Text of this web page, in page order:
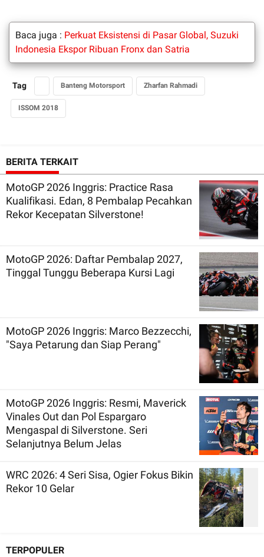
Baca juga : Perkuat Eksistensi di Pasar Global, Suzuki
Indonesia Ekspor Ribuan Fronx dan Satria
Tag Banteng Motorsport Zharfan Rahmadi
ISSOM 2018
BERITA TERKAIT
MotoGP 2026 Inggris: Practice Rasa
Kualifikasi. Edan, 8 Pembalap Pecahkan
Rekor Kecepatan Silverstone!
MotoGP 2026: Daftar Pembalap 2027,
Tinggal Tunggu Beberapa Kursi Lagi
MotoGP 2026 Inggris: Marco Bezzecchi,
"Saya Petarung dan Siap Perang"
MotoGP 2026 Inggris: Resmi, Maverick
Vinales Out dan Pol Espargaro
Mengaspal di Silverstone. Seri
Selanjutnya Belum Jelas
WRC 2026: 4 Seri Sisa, Ogier Fokus Bikin
Rekor 10 Gelar
TERPOPULER